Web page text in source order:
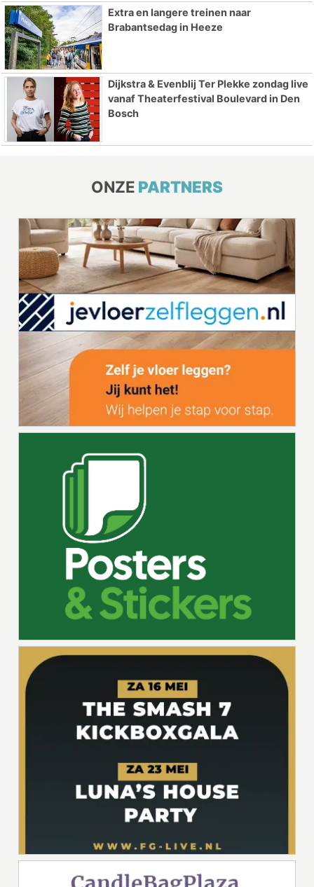
Extra en langere treinen naar
Brabantsedag in Heeze
Dijkstra & Evenblij Ter Plekke zondag live
vanaf Theaterfestival Boulevard in Den
Bosch
ONZE PARTNERS